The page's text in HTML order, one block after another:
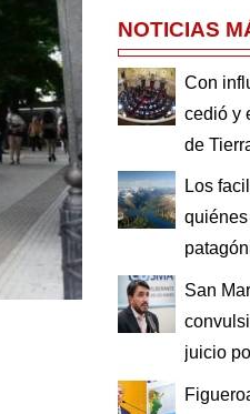
NOTICIAS
Con
cedió y
de
Los
San
juicio